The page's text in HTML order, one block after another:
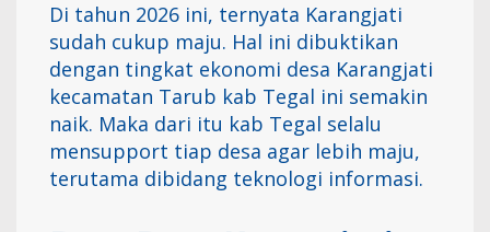
Di tahun 2026 ini, ternyata Karangjati
sudah cukup maju. Hal ini dibuktikan
dengan tingkat ekonomi desa Karangjati
kecamatan Tarub kab Tegal ini semakin
naik. Maka dari itu kab Tegal selalu
mensupport tiap desa agar lebih maju,
terutama dibidang teknologi informasi.